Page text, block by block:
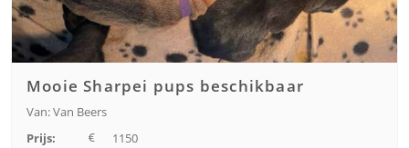
Mooie Sharpei pups beschikbaar
Van: Van Beers
Prijs:
1150